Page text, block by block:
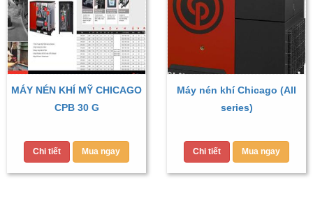
MÁY NÉN KHÍ MỸ CHICAGO
CPB 30 G
Chi tiết Mua ngay
Máy nén khí Chicago (All
series)
Chi tiết Mua ngay